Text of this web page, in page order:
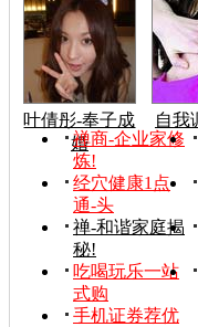
叶倩彤-奉子成
婚
自我
禅商-企业家修
炼!
经穴健康1点
通-头
禅-和谐家庭揭
秘!
吃喝玩乐一站
式购
手机证券荐优